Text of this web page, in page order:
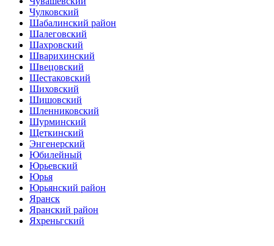
Чулковский
Шабалинский район
Шалеговский
Шахровский
Шварихинский
Швецовский
Шестаковский
Шиховский
Шишовский
Шленниковский
Шурминский
Щеткинский
Энгенерский
Юбилейный
Юрьевский
Юрья
Юрьянский район
Яранск
Яранский район
Яхреньгский